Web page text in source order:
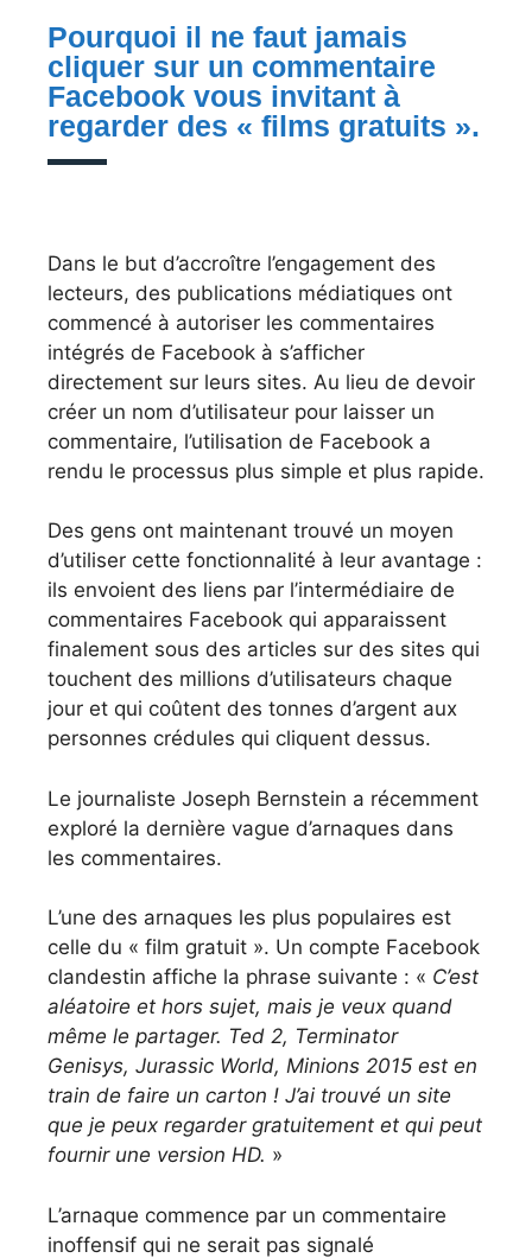
Pourquoi il ne faut jamais
cliquer sur un commentaire
Facebook vous invitant à
regarder des « films gratuits ».
Dans le but d’accroître l’engagement des
lecteurs, des publications médiatiques ont
commencé à autoriser les commentaires
intégrés de Facebook à s’afficher
directement sur leurs sites. Au lieu de devoir
créer un nom d’utilisateur pour laisser un
commentaire, l’utilisation de Facebook a
rendu le processus plus simple et plus rapide.
Des gens ont maintenant trouvé un moyen
d’utiliser cette fonctionnalité à leur avantage :
ils envoient des liens par l’intermédiaire de
commentaires Facebook qui apparaissent
finalement sous des articles sur des sites qui
touchent des millions d’utilisateurs chaque
jour et qui coûtent des tonnes d’argent aux
personnes crédules qui cliquent dessus.
Le journaliste Joseph Bernstein a récemment
exploré la dernière vague d’arnaques dans
les commentaires.
L’une des arnaques les plus populaires est
celle du « film gratuit ». Un compte Facebook
clandestin affiche la phrase suivante : « C’est
aléatoire et hors sujet, mais je veux quand
même le partager. Ted 2, Terminator
Genisys, Jurassic World, Minions 2015 est en
train de faire un carton ! J’ai trouvé un site
que je peux regarder gratuitement et qui peut
fournir une version HD. »
L’arnaque commence par un commentaire
inoffensif qui ne serait pas signalé